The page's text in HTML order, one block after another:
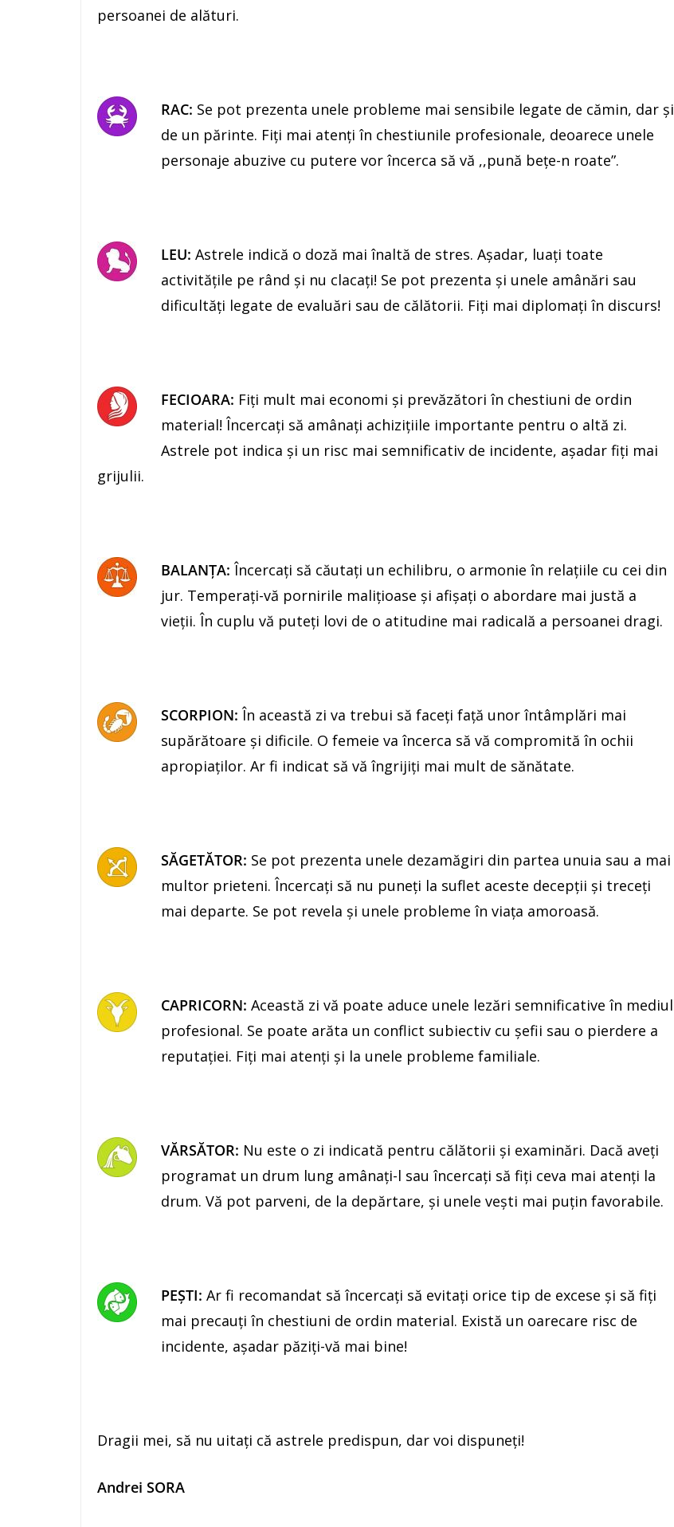
persoanei de alături.
RAC: Se pot prezenta unele probleme mai sensibile legate de cămin, dar şi
de un părinte. Fiţi mai atenţi în chestiunile profesionale, deoarece unele
personaje abuzive cu putere vor încerca să vă ,,pună beţe-n roate”.
LEU: Astrele indică o doză mai înaltă de stres. Aşadar, luaţi toate
activităţile pe rând şi nu clacaţi! Se pot prezenta şi unele amânări sau
dificultăţi legate de evaluări sau de călătorii. Fiţi mai diplomaţi în discurs!
FECIOARA: Fiţi mult mai economi şi prevăzători în chestiuni de ordin
material! Încercaţi să amânaţi achiziţiile importante pentru o altă zi.
Astrele pot indica şi un risc mai semnificativ de incidente, aşadar fiţi mai
grijulii.
BALANŢA: Încercaţi să căutaţi un echilibru, o armonie în relaţiile cu cei din
jur. Temperaţi-vă pornirile maliţioase şi afişaţi o abordare mai justă a
vieţii. În cuplu vă puteţi lovi de o atitudine mai radicală a persoanei dragi.
SCORPION: În această zi va trebui să faceţi faţă unor întâmplări mai
supărătoare şi dificile. O femeie va încerca să vă compromită în ochii
apropiaţilor. Ar fi indicat să vă îngrijiţi mai mult de sănătate.
SĂGETĂTOR: Se pot prezenta unele dezamăgiri din partea unuia sau a mai
multor prieteni. Încercaţi să nu puneţi la suflet aceste decepţii şi treceţi
mai departe. Se pot revela şi unele probleme în viaţa amoroasă.
CAPRICORN: Această zi vă poate aduce unele lezări semnificative în mediul
profesional. Se poate arăta un conflict subiectiv cu şefii sau o pierdere a
reputaţiei. Fiţi mai atenţi şi la unele probleme familiale.
VĂRSĂTOR: Nu este o zi indicată pentru călătorii şi examinări. Dacă aveţi
programat un drum lung amânaţi-l sau încercaţi să fiţi ceva mai atenţi la
drum. Vă pot parveni, de la depărtare, şi unele veşti mai puţin favorabile.
PEŞTI: Ar fi recomandat să încercaţi să evitaţi orice tip de excese şi să fiţi
mai precauţi în chestiuni de ordin material. Există un oarecare risc de
incidente, aşadar păziţi-vă mai bine!
Dragii mei, să nu uitaţi că astrele predispun, dar voi dispuneţi!
Andrei SORA